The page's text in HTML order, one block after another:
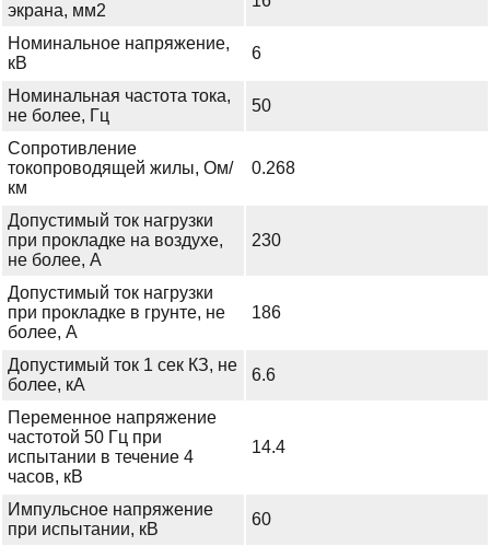
экрана, мм2
Номинальное напряжение,
кВ
6
Номинальная частота тока,
не более, Гц
50
Сопротивление
токопроводящей жилы, Ом/
км
0.268
Допустимый ток нагрузки
при прокладке на воздухе,
не более, А
230
Допустимый ток нагрузки
при прокладке в грунте, не
более, А
186
Допустимый ток 1 сек КЗ, не
более, кА
6.6
Переменное напряжение
частотой 50 Гц при
испытании в течение 4
часов, кВ
14.4
Импульсное напряжение
при испытании, кВ
60